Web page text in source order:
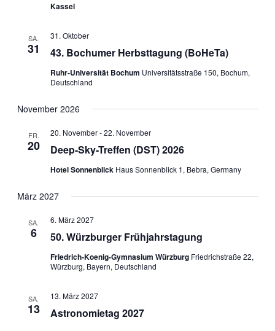
Kassel
SA.
31 43. Bochumer Herbsttagung (BoHeTa)
31. Oktober
Ruhr-Universität Bochum Universitätsstraße 150, Bochum,
Deutschland
November 2026
FR.
20 Deep-Sky-Treffen (DST) 2026
20. November-22. November
Hotel Sonnenblick Haus Sonnenblick 1, Bebra, Germany
März 2027
SA.
6 50. Würzburger Frühjahrstagung
6. März 2027
Friedrich-Koenig-Gymnasium Würzburg Friedrichstraße 22,
Würzburg, Bayern, Deutschland
SA.
13 Astronomietag 2027
13. März 2027